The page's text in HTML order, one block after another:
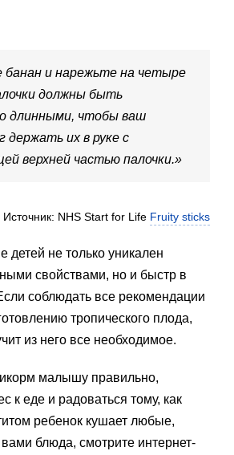
и нарежьте на четыре
должны быть
длинными, чтобы ваш
держать их в руке с
верхней частью палочки.»
Источник: NHS Start for Life Fruity sticks
детей не только уникален
свойствами, но и быстр в
соблюдать все рекомендации
тропического плода,
из него все необходимое.
малышу правильно,
к еде и радоваться тому, как
ребенок кушает любые,
блюда, смотрите интернет-